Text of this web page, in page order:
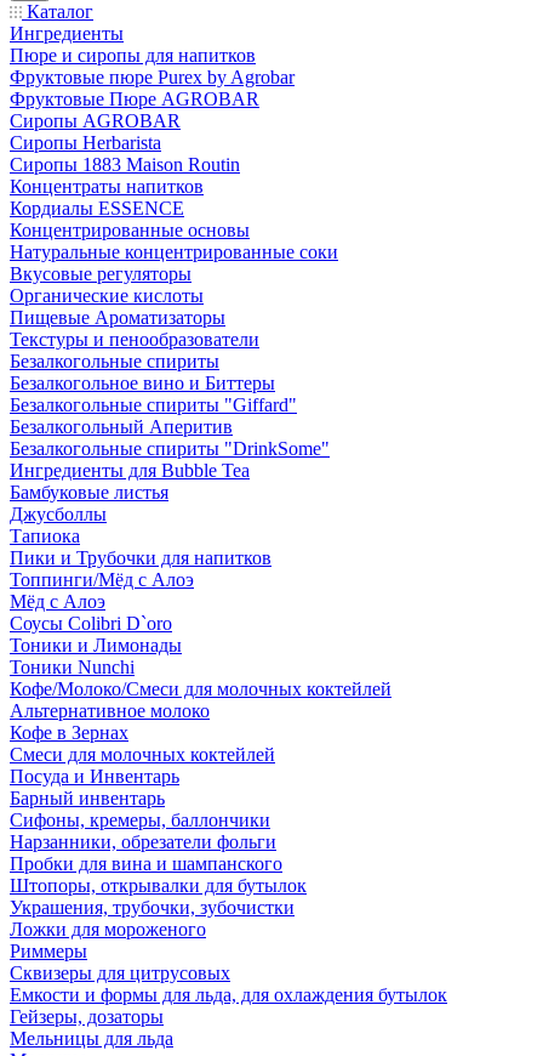
Каталог
Ингредиенты
Пюре и сиропы для напитков
Фруктовые пюре Purex by Agrobar
Фруктовые Пюре AGROBAR
Сиропы AGROBAR
Сиропы Herbarista
Сиропы 1883 Maison Routin
Концентраты напитков
Кордиалы ESSENCE
Концентрированные основы
Натуральные концентрированные соки
Вкусовые регуляторы
Органические кислоты
Пищевые Ароматизаторы
Текстуры и пенообразователи
Безалкогольные спириты
Безалкогольное вино и Биттеры
Безалкогольные спириты "Giffard"
Безалкогольный Аперитив
Безалкогольные спириты "DrinkSome"
Ингредиенты для Bubble Tea
Бамбуковые листья
Джусболлы
Тапиока
Пики и Трубочки для напитков
Топпинги/Мёд с Алоэ
Мёд с Алоэ
Соусы Colibri D`oro
Тоники и Лимонады
Тоники Nunchi
Кофе/Молоко/Смеси для молочных коктейлей
Альтернативное молоко
Кофе в Зернах
Смеси для молочных коктейлей
Посуда и Инвентарь
Барный инвентарь
Сифоны, кремеры, баллончики
Нарзанники, обрезатели фольги
Пробки для вина и шампанского
Штопоры, открывалки для бутылок
Украшения, трубочки, зубочистки
Ложки для мороженого
Риммеры
Сквизеры для цитрусовых
Емкости и формы для льда, для охлаждения бутылок
Гейзеры, дозаторы
Мельницы для льда